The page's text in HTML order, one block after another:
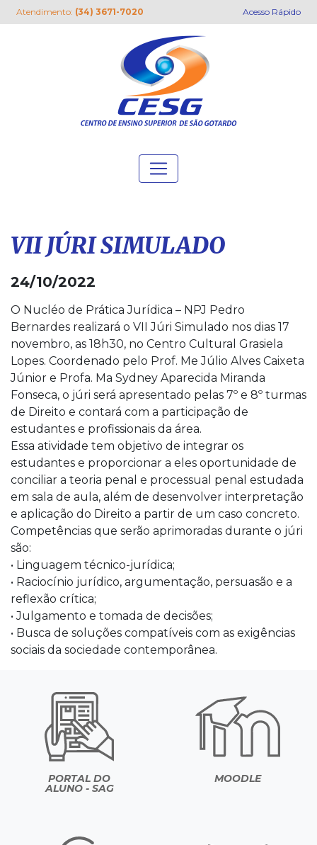
Atendimento: (34) 3671-7020 Acesso Rápido
VII JÚRI SIMULADO
24/10/2022
O Nucléo de Prática Jurídica – NPJ Pedro
Bernardes realizará o VII Júri Simulado nos dias 17
novembro, as 18h30, no Centro Cultural Grasiela
Lopes. Coordenado pelo Prof. Me Júlio Alves Caixeta
Júnior e Profa. Ma Sydney Aparecida Miranda
Fonseca, o júri será apresentado pelas 7º e 8º turmas
de Direito e contará com a participação de
estudantes e profissionais da área.
Essa atividade tem objetivo de integrar os
estudantes e proporcionar a eles oportunidade de
conciliar a teoria penal e processual penal estudada
em sala de aula, além de desenvolver interpretação
e aplicação do Direito a partir de um caso concreto.
Competências que serão aprimoradas durante o júri
são:
• Linguagem técnico-jurídica;
• Raciocínio jurídico, argumentação, persuasão e a
reflexão crítica;
• Julgamento e tomada de decisões;
• Busca de soluções compatíveis com as exigências
sociais da sociedade contemporânea.
PORTAL DO
ALUNO - SAG
MOODLE